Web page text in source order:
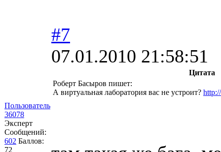
Пользователь
36078
Эксперт
Сообщений:
602 Баллов:
72
#7
07.01.2010 21:58:51
Цитата
Роберт Басыров пишет:
А виртуальная лаборатория вас не устроит?